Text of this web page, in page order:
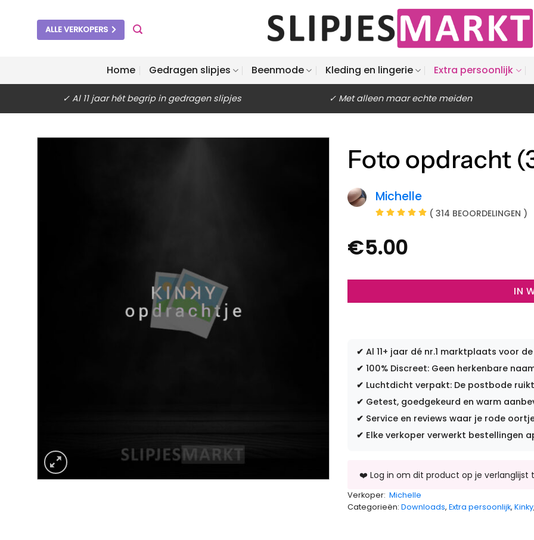
ALLE VERKOPERS
Home Gedragen slipjes Beenmode Kleding en lingerie Extra persoonlijk
✓ Al 11 jaar hét begrip in gedragen slipjes ✓ Met alleen maar echte meiden
Foto opdracht
Michelle
( 314 BEOORDELINGEN )
€5.00
IN
✔ Al 11+ jaar dé nr.1 marktplaats voor
✔ 100% Discreet: Geen herkenbare
✔ Luchtdicht verpakt: De postbode
✔ Getest, goedgekeurd en warm
✔ Service en reviews waar je rode
✔ Elke verkoper verwerkt bestellingen
Verkoper: Michelle
Categorieën: Downloads, Extra persoonlijk, Kinky